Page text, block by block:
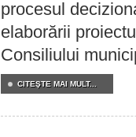
procesul
elaborării
Consiliului
CITEŞTE MAI MULT...